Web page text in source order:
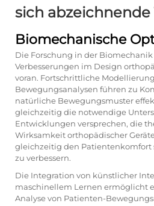
sich abzeichnende
Biomechanische
Die Forschung in der
Verbesserungen im Design
voran. Fortschrittliche
Bewegungsanalysen führen zu
natürliche Bewegungsmuster
gleichzeitig die notwendige
Entwicklungen versprechen, die
Wirksamkeit orthopädischer
gleichzeitig den Patientenkomfort
zu verbessern.
Die Integration von künstlicher
maschinellem Lernen ermöglicht
Analyse von Patienten-